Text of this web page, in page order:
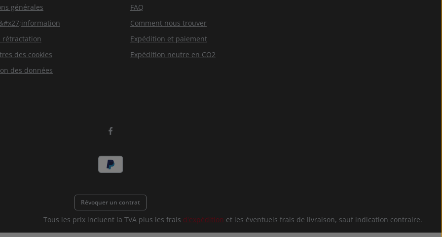
générales
rétractation
des cookies
des données
FAQ
Comment nous trouver
Expédition et paiement
Expédition neutre en CO2
Révoquer un contrat
Tous les prix incluent la TVA plus les frais d'expédition et les éventuels frais de livraison, sauf indication contraire.